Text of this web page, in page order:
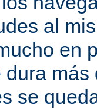
al
en
se